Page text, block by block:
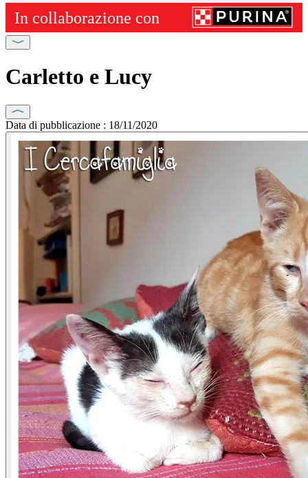
Carletto e Lucy
Data di pubblicazione : 18/11/2020